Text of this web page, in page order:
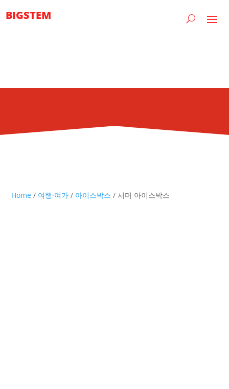
BIGSTEM
Home / 여행·여가 / 아이스박스 / 서머 아이스박스